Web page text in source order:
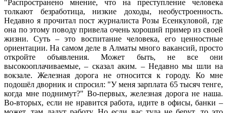
"Распространено мнение, что на преступление человека
толкают безработица, низкие доходы, необустроенность.
Недавно я прочитал пост журналиста Розы Есенкуловой, где
она по этому поводу привела очень хороший пример из своей
жизни. Суть – это воспитание человека, его ценностные
ориентации. На самом деле в Алматы много вакансий, просто
откройте объявления. Может быть, не все они
высокооплачиваемые, – сказал аким. – Недавно мы шли на
вокзале. Железная дорога не относится к городу. Ко мне
подошёл дворник и спросил: "У меня зарплата 65 тысяч тенге,
когда мне поднимут?" Во-первых, железная дорога не наша.
Во-вторых, если не нравится работа, идите в офисы, банки –